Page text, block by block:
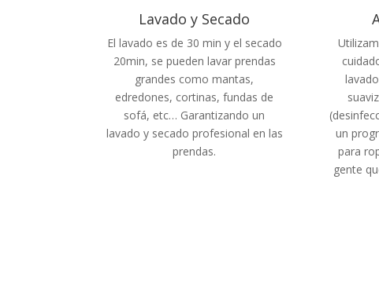
Lavado y Secado
El lavado es de 30 min y el secado
20min, se pueden lavar prendas
grandes como mantas,
edredones, cortinas, fundas de
sofá, etc… Garantizando un
lavado y secado profesional en las
prendas.
un
para
gente